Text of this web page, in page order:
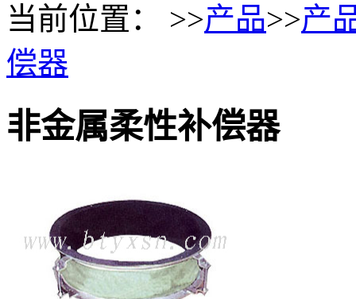
当前位置： >>产品>>产
偿器
非金属柔性补偿器